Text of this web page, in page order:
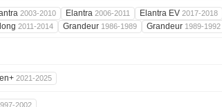
2003-2010 Elantra 2006-2011 Elantra EV 2017-2018
2011-2014 Grandeur 1986-1989 Grandeur 1989-1992
2021-2025
2002